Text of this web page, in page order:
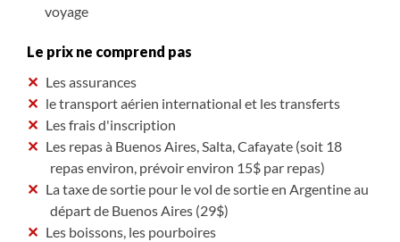
voyage
Le prix ne comprend pas
Les assurances
le transport aérien international et les transferts
Les frais d'inscription
Les repas à Buenos Aires, Salta, Cafayate (soit 18
repas environ, prévoir environ 15$ par repas)
La taxe de sortie pour le vol de sortie en Argentine au
départ de Buenos Aires (29$)
Les boissons, les pourboires